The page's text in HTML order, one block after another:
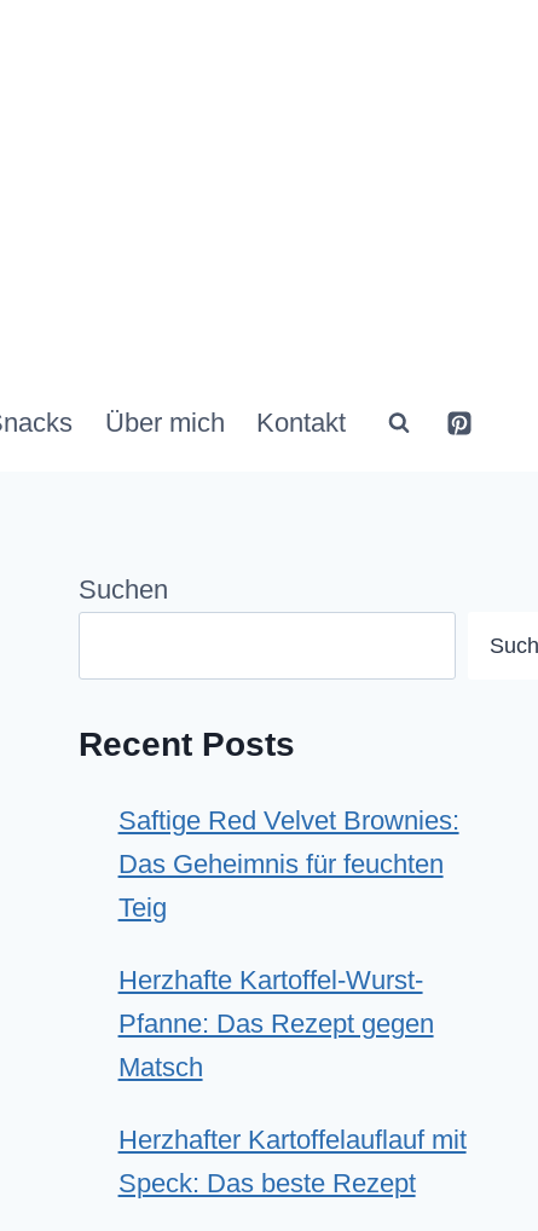
Über mich Kontakt
Suchen
Recent Posts
Saftige Red Velvet Brownies:
Das Geheimnis für feuchten
Teig
Herzhafte Kartoffel-Wurst-
Pfanne: Das Rezept gegen
Matsch
Herzhafter Kartoffelauflauf mit
Speck: Das beste Rezept